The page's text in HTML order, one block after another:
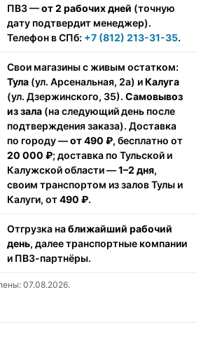
ПВЗ —от 2 рабочих дней (точную
дату подтвердит менеджер).
Телефон в СПб: +7 (812) 213-31-35.
Свои магазины с живым остатком:
Тула (ул. Арсенальная, 2а) иКалуга
(ул. Дзержинского, 35). Самовывоз
из зала (на следующий день после
подтверждения заказа). Доставка
по городу —от 490 ₽, бесплатно от
20 000 ₽; доставка по Тульской и
Калужской области —1–2 дня,
своим транспортом из залов Тулы и
Калуги, от490 ₽.
Отгрузка наближайший рабочий
день, далее транспортные компании
и ПВЗ-партнёры.
07.08.2026.